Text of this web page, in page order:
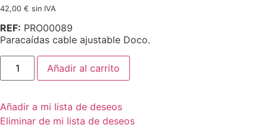
42,00 € sin IVA
REF: PRO00089
Paracaídas cable ajustable Doco.
Añadir al carrito
Añadir a mi lista de deseos
Eliminar de mi lista de deseos